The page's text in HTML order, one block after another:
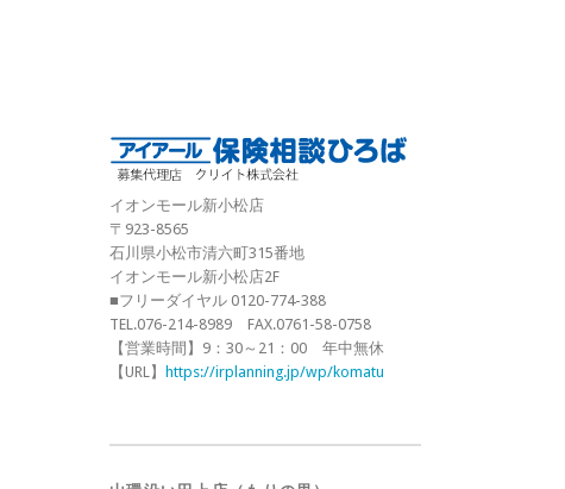
イオンモール新小松店
〒923-8565
石川県小松市清六町315番地
イオンモール新小松店2F
■フリーダイヤル 0120-774-388
TEL.076-214-8989 FAX.0761-58-0758
【営業時間】9：30～21：00 年中無休
【URL】
https://irplanning.jp/wp/komatu